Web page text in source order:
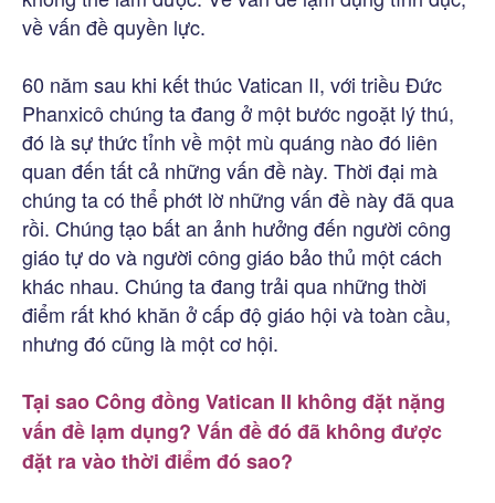
về vấn đề quyền lực.
60 năm sau khi kết thúc Vatican II, với triều Đức
Phanxicô chúng ta đang ở một bước ngoặt lý thú,
đó là sự thức tỉnh về một mù quáng nào đó liên
quan đến tất cả những vấn đề này. Thời đại mà
chúng ta có thể phớt lờ những vấn đề này đã qua
rồi. Chúng tạo bất an ảnh hưởng đến người công
giáo tự do và người công giáo bảo thủ một cách
khác nhau. Chúng ta đang trải qua những thời
điểm rất khó khăn ở cấp độ giáo hội và toàn cầu,
nhưng đó cũng là một cơ hội.
Tại sao Công đồng Vatican II không đặt nặng
vấn đề lạm dụng? Vấn đề đó đã không được
đặt ra vào thời điểm đó sao?